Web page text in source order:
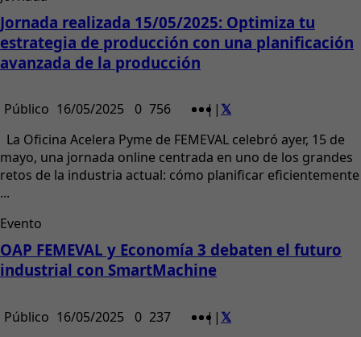
Jornada realizada 15/05/2025: Optimiza tu
estrategia de producción con una planificación
avanzada de la producción
Público 16/05/2025 0 756 | |
La Oficina Acelera Pyme de FEMEVAL celebró ayer, 15 de
mayo, una jornada online centrada en uno de los grandes
retos de la industria actual: cómo planificar eficientemente
...
Evento
OAP FEMEVAL y Economía 3 debaten el futuro
industrial con SmartMachine
Público 16/05/2025 0 237 | |